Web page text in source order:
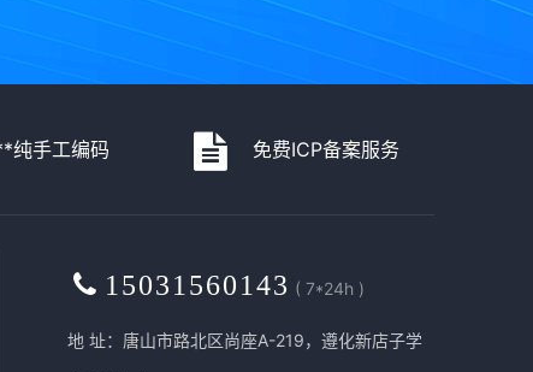
纯手工编码 免费ICP备案服务
15031560143 ( 7*24h )
地 址：唐山市路北区尚座A-219，遵化新店子学